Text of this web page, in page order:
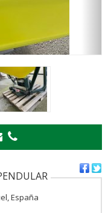
España